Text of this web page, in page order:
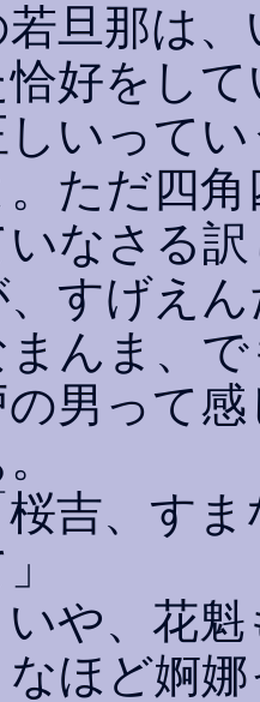
若旦那は
恰好をし
しいって
。ただ四
いなさる
、すげえ
まんま、
の男って
桜吉、す
や、花魁
なほど婀